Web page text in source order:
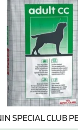
SPECIAL CLUB